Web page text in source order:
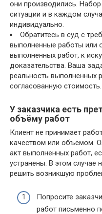
они производились.
ситуации и в каждом
индивидуально.
Обратитесь в суд с
выполненные работы или
выполненных работ, к
доказательства. Ваша
реальность выполненных
согласованную стоимость.
У заказчика есть
объёму работ
Клиент не принимает
качеством или объёмом.
акт выполненных работ,
устранены. В этом случае
решить возникшую
Попросите
работ письменно